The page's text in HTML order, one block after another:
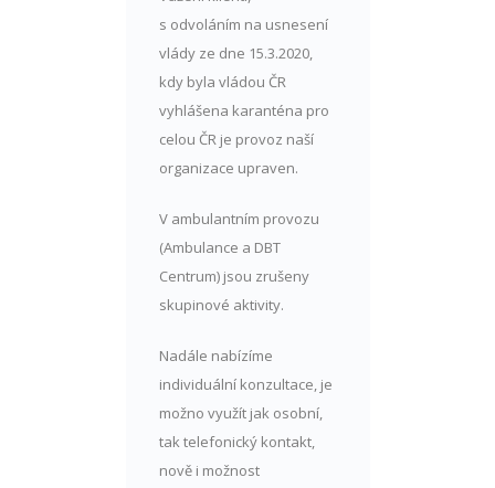
s odvoláním na usnesení
vlády ze dne 15.3.2020,
kdy byla vládou ČR
vyhlášena karanténa pro
celou ČR je provoz naší
organizace upraven.
V ambulantním provozu
(Ambulance a DBT
Centrum) jsou zrušeny
skupinové aktivity.
Nadále nabízíme
individuální konzultace, je
možno využít jak osobní,
tak telefonický kontakt,
nově i možnost